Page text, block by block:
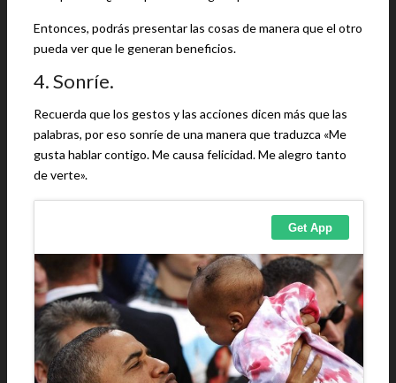
Entonces, podrás presentar las cosas de manera que el otro
pueda ver que le generan beneficios.
4. Sonríe.
Recuerda que los gestos y las acciones dicen más que las
palabras, por eso sonríe de una manera que traduzca «Me
gusta hablar contigo. Me causa felicidad. Me alegro tanto
de verte».